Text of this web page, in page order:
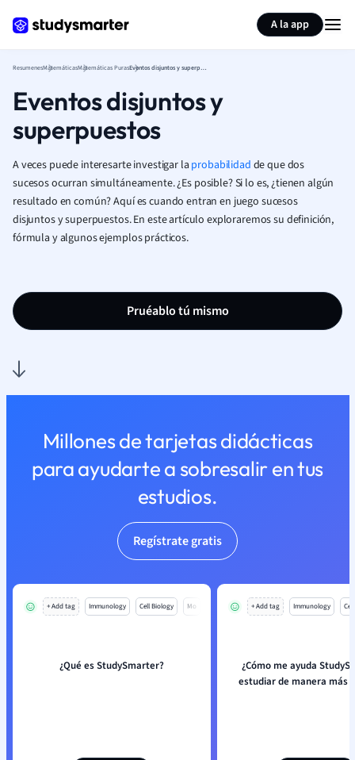
A la app
ResumenesMatemáticasMatemáticas Puras Eventos disjuntos y superpuestos
Eventos disjuntos y
superpuestos
A veces puede interesarte investigar la probabilidad de que dos
sucesos ocurran simultáneamente. ¿Es posible? Si lo es, ¿tienen algún
resultado en común? Aquí es cuando entran en juego sucesos
disjuntos y superpuestos. En este artículo exploraremos su definición,
fórmula y algunos ejemplos prácticos.
Pruéablo tú mismo
Millones de tarjetas didácticas
para ayudarte a sobresalir en tus
estudios.
Regístrate gratis
+ Add tag Immunology Cell Biology Mo
¿Qué es StudySmarter?
+ Add tag Immunology
¿Cómo me ayuda
estudiar de manera más
Resumir página